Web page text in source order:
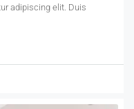
adipiscing elit. Duis